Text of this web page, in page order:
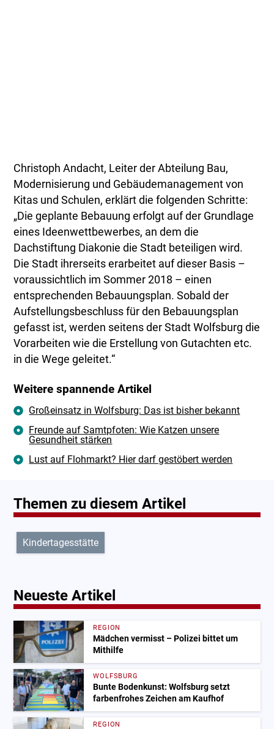
Christoph Andacht, Leiter der Abteilung Bau,
Modernisierung und Gebäudemanagement von
Kitas und Schulen, erklärt die folgenden Schritte:
„Die geplante Bebauung erfolgt auf der Grundlage
eines Ideenwettbewerbes, an dem die
Dachstiftung Diakonie die Stadt beteiligen wird.
Die Stadt ihrerseits erarbeitet auf dieser Basis –
voraussichtlich im Sommer 2018 – einen
entsprechenden Bebauungsplan. Sobald der
Aufstellungsbeschluss für den Bebauungsplan
gefasst ist, werden seitens der Stadt Wolfsburg die
Vorarbeiten wie die Erstellung von Gutachten etc.
in die Wege geleitet.“
Weitere spannende Artikel
Großeinsatz in Wolfsburg: Das ist bisher bekannt
Freunde auf Samtpfoten: Wie Katzen unsere
Gesundheit stärken
Lust auf Flohmarkt? Hier darf gestöbert werden
Themen zu diesem Artikel
Kindertagesstätte
Neueste Artikel
REGION
Mädchen vermisst – Polizei bittet um
Mithilfe
WOLFSBURG
Bunte Bodenkunst: Wolfsburg setzt
farbenfrohes Zeichen am Kaufhof
REGION